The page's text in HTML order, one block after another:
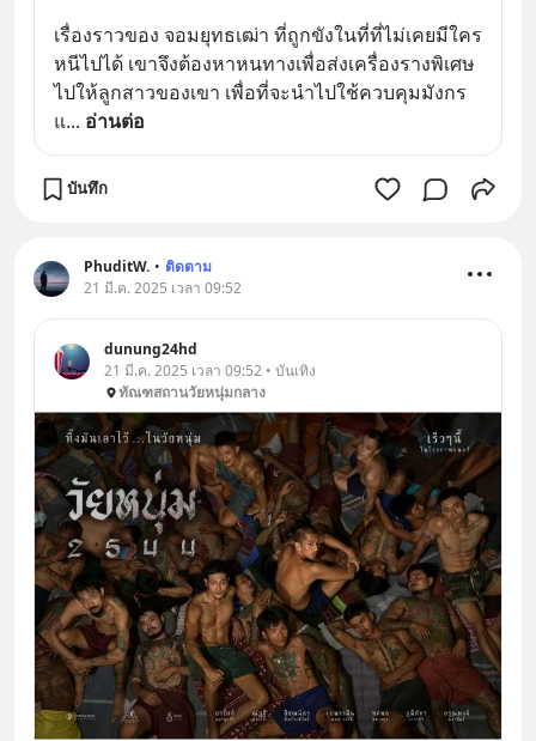
เรื่องราวของ จอมยุทธเฒ่า ที่ถูกขังในที่ที่ไม่เคยมีใคร
หนีไปได้ เขาจึงต้องหาหนทางเพื่อส่งเครื่องรางพิเศษ
ไปให้ลูกสาวของเขา เพื่อที่จะนำไปใช้ควบคุมมังกร
แ... อ่านต่อ
บันทึก
PhuditW. • ติดตาม
21 มี.ค. 2025 เวลา 09:52
dunung24hd
21 มี.ค. 2025 เวลา 09:52 • บันเทิง
ทัณฑสถานวัยหนุ่มกลาง